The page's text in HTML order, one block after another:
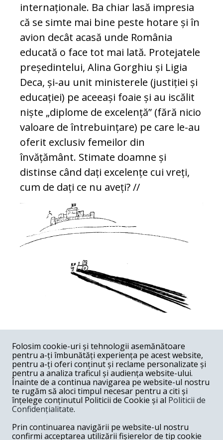
internaționale. Ba chiar lasă impresia
că se simte mai bine peste hotare și în
avion decât acasă unde România
educată o face tot mai lată. Protejatele
președintelui, Alina Gorghiu și Ligia
Deca, și-au unit ministerele (justiției și
educației) pe aceeași foaie și au iscălit
niște „diplome de excelență” (fără nicio
valoare de întrebuințare) pe care le-au
oferit exclusiv femeilor din
învățământ. Stimate doamne și
distinse când dați excelențe cui vreți,
cum de dați ce nu aveți?//
COMENTARII
Nume
Email
Folosim cookie-uri și tehnologii asemănătoare
pentru a-ți îmbunătăți experiența pe acest website,
pentru a-ți oferi conținut și reclame personalizate și
pentru a analiza traficul și audiența website-ului.
Înainte de a continua navigarea pe website-ul nostru
te rugăm să aloci timpul necesar pentru a citi și
înțelege conținutul Politicii de Cookie și al Politicii de
Confidențialitate.
Prin continuarea navigării pe website-ul nostru
confirmi acceptarea utilizării fișierelor de tip cookie